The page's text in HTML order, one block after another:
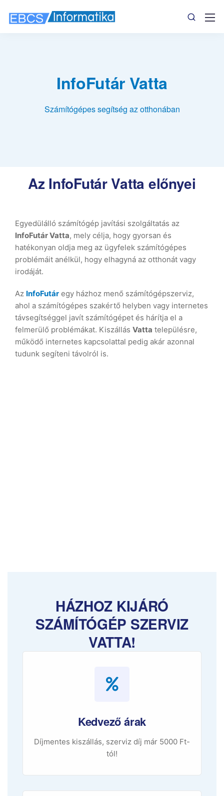
InfoFutár Vatta
Számítógépes segítség az otthonában
Az InfoFutár Vatta előnyei
Egyedülálló számítógép javítási szolgáltatás az
InfoFutár Vatta, mely célja, hogy gyorsan és
hatékonyan oldja meg az ügyfelek számítógépes
problémáit anélkül, hogy elhagyná az otthonát vagy
irodáját.
Az InfoFutár egy házhoz menő számítógépszerviz,
ahol a számítógépes szakértő helyben vagy internetes
távsegítséggel javít számítógépet és hárítja el a
felmerülő problémákat. Kiszállás Vatta településre,
működő internetes kapcsolattal pedig akár azonnal
tudunk segíteni távolról is.
HÁZHOZ KIJÁRÓ
SZÁMÍTÓGÉP SZERVIZ
VATTA!
Kedvező árak
Díjmentes kiszállás, szerviz díj már 5000 Ft-
tól!